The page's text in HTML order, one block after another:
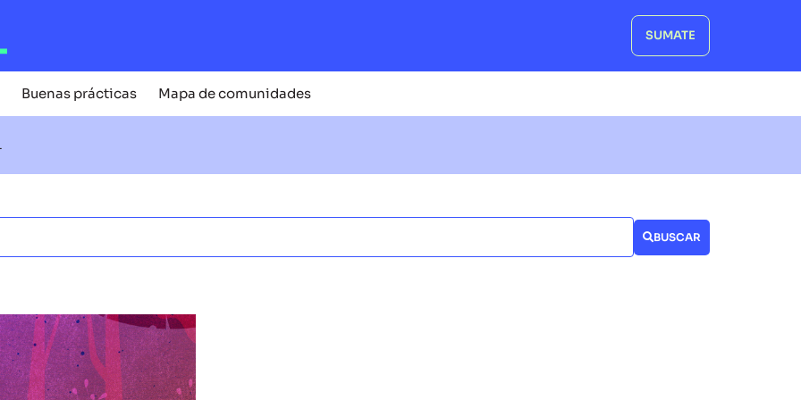
SUMATE
Buenas prácticas Mapa de comunidades
BUSCAR
CUENTOS CONTADOS